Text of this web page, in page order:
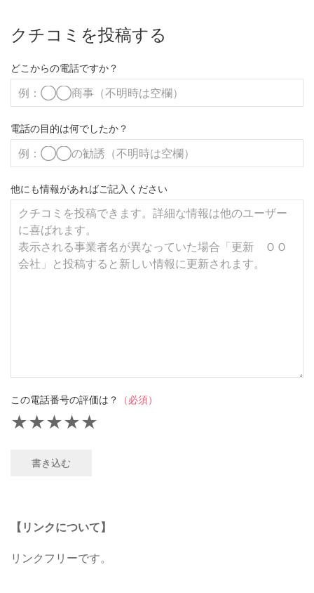
クチコミを投稿する
どこからの電話ですか？
電話の目的は何でしたか？
他にも情報があればご記入ください
この電話番号の評価は？ （必須）
★
★
★
★
★
書き込む
【リンクについて】
リンクフリーです。